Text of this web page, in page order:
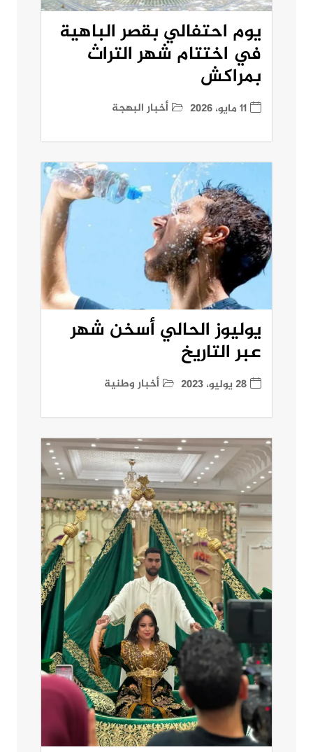
يوم احتفالي بقصر الباهية
في اختتام شهر التراث
بمراكش
11 مايو، 2026 أخبار البهجة
يوليوز الحالي أسخن شهر
عبر التاريخ
28 يوليو، 2023 أخبار وطنية